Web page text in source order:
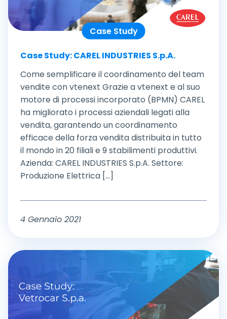
Case Study
Case Study: CAREL INDUSTRIES S.p.A.
Come semplificare il coordinamento del team
vendite con vtenext Grazie a vtenext e al suo
motore di processi incorporato (BPMN) CAREL
ha migliorato i processi aziendali legati alla
vendita, garantendo un coordinamento
efficace della forza vendita distribuita in tutto
il mondo in 20 filiali e 9 stabilimenti produttivi.
Azienda: CAREL INDUSTRIES S.p.A. Settore:
Produzione Elettrica [...]
4 Gennaio 2021